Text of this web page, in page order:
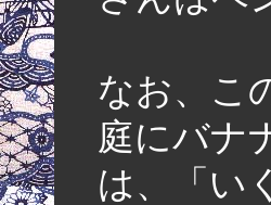
なお、こ
庭にバナ
は、「い